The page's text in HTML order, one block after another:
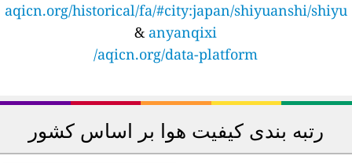
aqicn.org/historical/fa/#city:japan/shiyuanshi/shiyu
anyanqixi
&
aqicn.org/data-platform/
رتبه بندی کیفیت هوا بر اساس کشور